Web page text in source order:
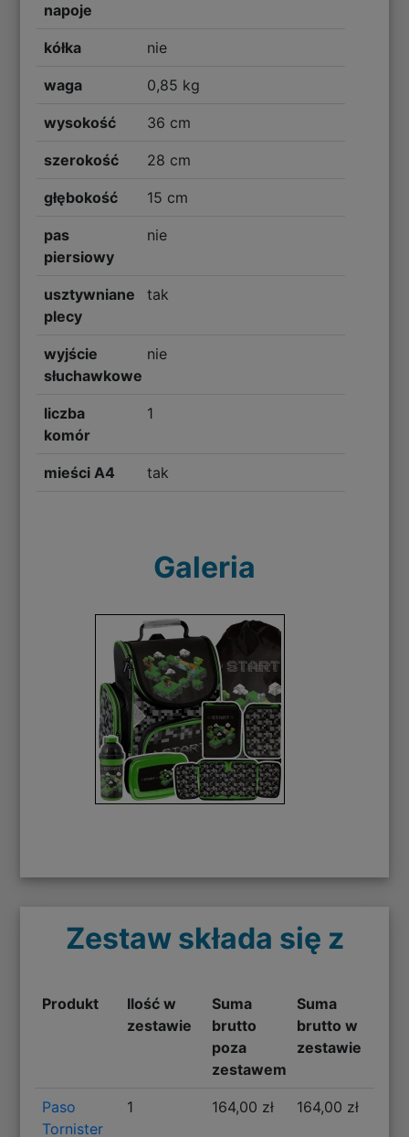
napoje
kółka nie
waga 0,85 kg
wysokość 36 cm
szerokość 28 cm
głębokość 15 cm
pas
piersiowy
nie
usztywniane
plecy
tak
wyjście
słuchawkowe
nie
liczba
komór
1
mieści A4 tak
Galeria
Zestaw składa się z
Produkt
Ilość w
zestawie
Suma
brutto
poza
zestawem
Suma
brutto w
zestawie
Paso
Tornister
1 164,00 zł 164,00 zł